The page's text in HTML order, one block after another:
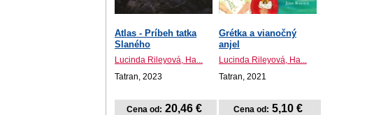
Atlas - Príbeh tatka
Slaného
Lucinda Rileyová, Ha...
Tatran, 2023
Cena od: 20,46 €
Grétka a vianočný
anjel
Lucinda Rileyová, Ha...
Tatran, 2021
Cena od: 5,10 €